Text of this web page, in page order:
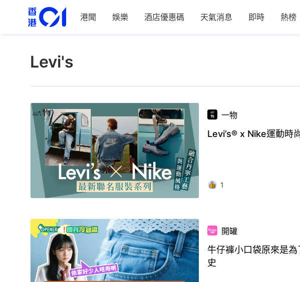
港聞 娛樂 酒店優惠碼 天氣消息 即時 熱榜
Levi's
一物
Levi’s® x Nike運動時
1
開罐
牛仔褲小口袋原來是
史